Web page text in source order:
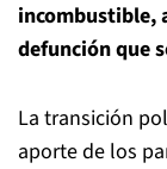
incombustible,
defunción que
La transición
aporte de los